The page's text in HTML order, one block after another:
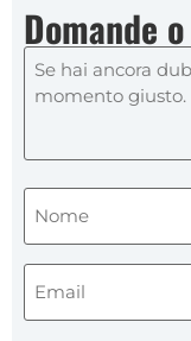
Domande
Nome
(obbligatorio)
Email
(obbligatorio)